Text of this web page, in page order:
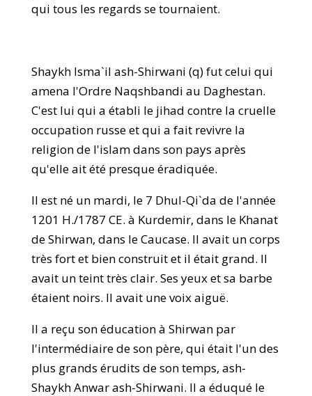
qui tous les regards se tournaient.
Shaykh Isma`il ash-Shirwani (q) fut celui qui
amena l'Ordre Naqshbandi au Daghestan.
C'est lui qui a établi le jihad contre la cruelle
occupation russe et qui a fait revivre la
religion de l'islam dans son pays après
qu'elle ait été presque éradiquée.
Il est né un mardi, le 7 Dhul-Qi`da de l'année
1201 H./1787 CE. à Kurdemir, dans le Khanat
de Shirwan, dans le Caucase. Il avait un corps
très fort et bien construit et il était grand. Il
avait un teint très clair. Ses yeux et sa barbe
étaient noirs. Il avait une voix aiguë.
Il a reçu son éducation à Shirwan par
l'intermédiaire de son père, qui était l'un des
plus grands érudits de son temps, ash-
Shaykh Anwar ash-Shirwani. Il a éduqué le